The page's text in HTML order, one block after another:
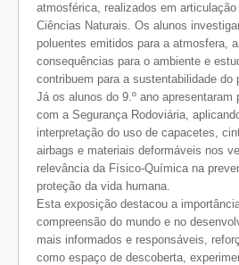
atmosférica, realizados em
Ciências Naturais. Os alunos
poluentes emitidos para a atmosfera,
consequências para o ambiente e
contribuem para a sustentabilidade do
Já os alunos do 9.º ano apresentaram
com a Segurança Rodoviária,
interpretação do uso de capacetes,
airbags e materiais deformáveis nos
relevância da Físico-Química na
proteção da vida humana.
Esta exposição destacou a
compreensão do mundo e no
mais informados e responsáveis,
como espaço de descoberta,